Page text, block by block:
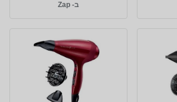
ב- Zap